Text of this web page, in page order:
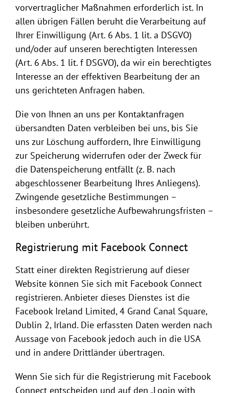
vorvertraglicher Maßnahmen erforderlich ist. In
allen übrigen Fällen beruht die Verarbeitung auf
Ihrer Einwilligung (Art. 6 Abs. 1 lit. a DSGVO)
und/oder auf unseren berechtigten Interessen
(Art. 6 Abs. 1 lit. f DSGVO), da wir ein berechtigtes
Interesse an der effektiven Bearbeitung der an
uns gerichteten Anfragen haben.
Die von Ihnen an uns per Kontaktanfragen
übersandten Daten verbleiben bei uns, bis Sie
uns zur Löschung auffordern, Ihre Einwilligung
zur Speicherung widerrufen oder der Zweck für
die Datenspeicherung entfällt (z. B. nach
abgeschlossener Bearbeitung Ihres Anliegens).
Zwingende gesetzliche Bestimmungen –
insbesondere gesetzliche Aufbewahrungsfristen –
bleiben unberührt.
Registrierung mit Facebook Connect
Statt einer direkten Registrierung auf dieser
Website können Sie sich mit Facebook Connect
registrieren. Anbieter dieses Dienstes ist die
Facebook Ireland Limited, 4 Grand Canal Square,
Dublin 2, Irland. Die erfassten Daten werden nach
Aussage von Facebook jedoch auch in die USA
und in andere Drittländer übertragen.
Wenn Sie sich für die Registrierung mit Facebook
Connect entscheiden und auf den „Login with